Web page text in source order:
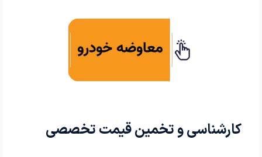
کارشناسی و تخمین قیمت تخصصی